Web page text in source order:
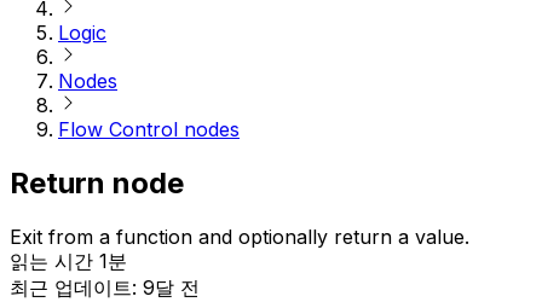
Logic
Nodes
Flow Control nodes
Return node
Exit from a function and optionally return a value.
읽는 시간 1분
최근 업데이트: 9달 전